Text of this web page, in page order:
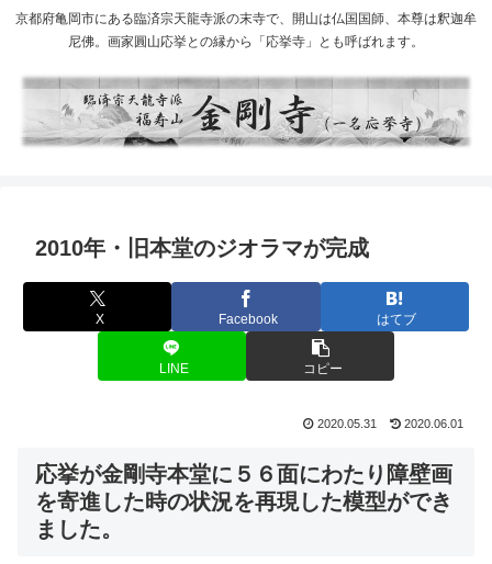
京都府亀岡市にある臨済宗天龍寺派の末寺で、開山は仏国国師、本尊は釈迦牟
尼佛。画家圓山応挙との縁から「応挙寺」とも呼ばれます。
2010年・旧本堂のジオラマが完成
X Facebook はてブ
LINE コピー
2020.05.31 2020.06.01
応挙が金剛寺本堂に５６面にわたり障壁画
を寄進した時の状況を再現した模型ができ
ました。